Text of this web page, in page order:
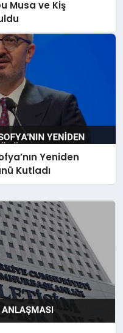
Musa ve Kiş
Yeniden
Kutladı